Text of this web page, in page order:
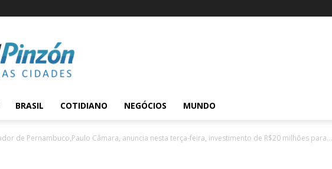
BRASIL COTIDIANO NEGÓCIOS MUNDO
de Pernambuco,Paulo Câmara, anuncia nesta terça-feira, investimento de R$20 milhões para...